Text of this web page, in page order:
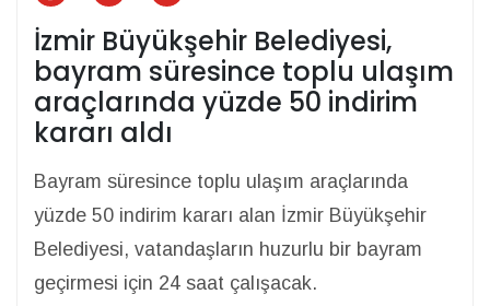
İzmir Büyükşehir Belediyesi,
bayram süresince toplu ulaşım
araçlarında yüzde 50 indirim
kararı aldı
Bayram süresince toplu ulaşım araçlarında
yüzde 50 indirim kararı alan İzmir Büyükşehir
Belediyesi, vatandaşların huzurlu bir bayram
geçirmesi için 24 saat çalışacak.